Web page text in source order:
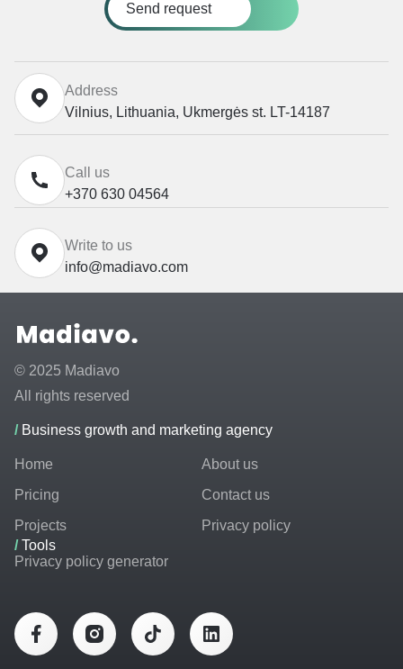
Send request
Address
Vilnius, Lithuania, Ukmergės st. LT-14187
Call us
+370 630 04564
Write to us
info@madiavo.com
© 2025 Madiavo
All rights reserved
/Business growth and marketing agency
Home
Pricing
Projects
About us
Contact us
Privacy policy
/Tools
Privacy policy generator